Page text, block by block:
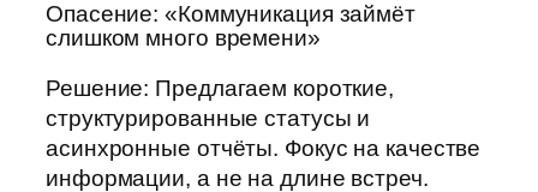
Опасение: «Коммуникация займёт
слишком много времени»
Решение: Предлагаем короткие,
структурированные статусы и
асинхронные отчёты. Фокус на качестве
информации, а не на длине встреч.